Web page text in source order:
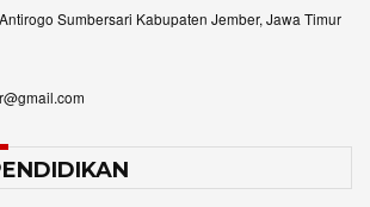
Sumbersari Kabupaten Jember, Jawa Timur